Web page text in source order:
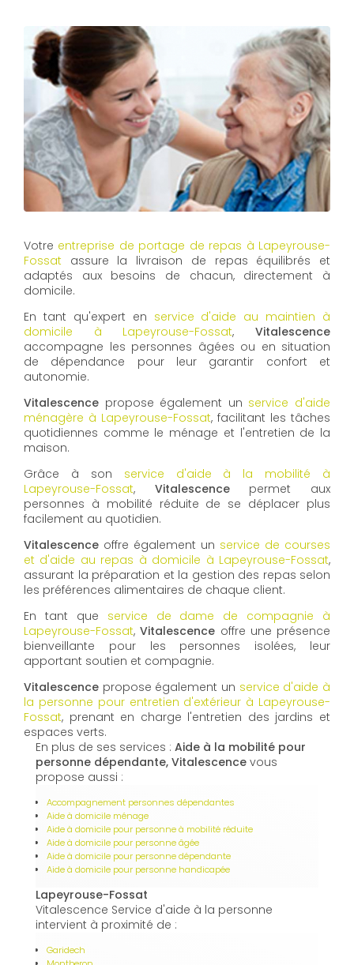
Votre entreprise de portage de repas à Lapeyrouse-
Fossat assure la livraison de repas équilibrés et
adaptés aux besoins de chacun, directement à
domicile.
En tant qu'expert en service d'aide au maintien à
domicile à Lapeyrouse-Fossat,Vitalescence
accompagne les personnes âgées ou en situation
de dépendance pour leur garantir confort et
autonomie.
Vitalescence propose également un service d'aide
ménagère à Lapeyrouse-Fossat, facilitant les tâches
quotidiennes comme le ménage et l'entretien de la
maison.
Grâce à son service d'aide à la mobilité à
Lapeyrouse-Fossat, Vitalescencepermet aux
personnes à mobilité réduite de se déplacer plus
facilement au quotidien.
Vitalescence offre également un service de courses
et d'aide au repas à domicile à Lapeyrouse-Fossat,
assurant la préparation et la gestion des repas selon
les préférences alimentaires de chaque client.
En tant que service de dame de compagnie à
Lapeyrouse-Fossat,Vitalescence offre une présence
bienveillante pour les personnes isolées, leur
apportant soutien et compagnie.
Vitalescence propose également un service d'aide à
la personne pour entretien d'extérieur à Lapeyrouse-
Fossat, prenant en charge l'entretien des jardins et
espaces verts.
En plus de ses services : Aide à la mobilité pour
personne dépendante, Vitalescence vous
propose aussi :
Accompagnement personnes dépendantes
Aide à domicile ménage
Aide à domicile pour personne à mobilité réduite
Aide à domicile pour personne âgée
Aide à domicile pour personne dépendante
Aide à domicile pour personne handicapée
Lapeyrouse-Fossat
Vitalescence Service d'aide à la personne
intervient à proximité de :
Garidech